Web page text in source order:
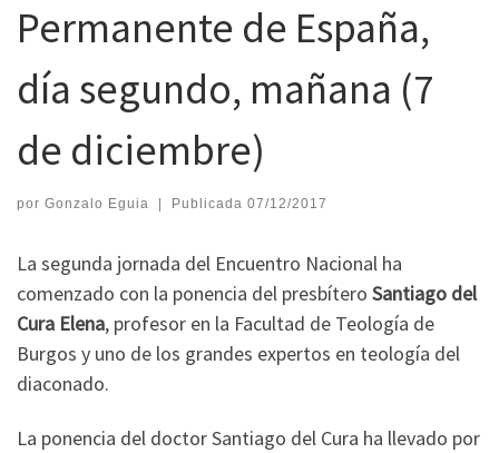
Permanente de España,
día segundo, mañana (7
de diciembre)
por Gonzalo Eguia | Publicada 07/12/2017
La segunda jornada del Encuentro Nacional ha
comenzado con la ponencia del presbítero Santiago del
Cura Elena, profesor en la Facultad de Teología de
Burgos y uno de los grandes expertos en teología del
diaconado.
La ponencia del doctor Santiago del Cura ha llevado por